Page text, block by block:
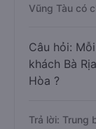
Vũng Tàu có
Câu hỏi:
khách Bà
Hòa ?
Trả lời: Trung